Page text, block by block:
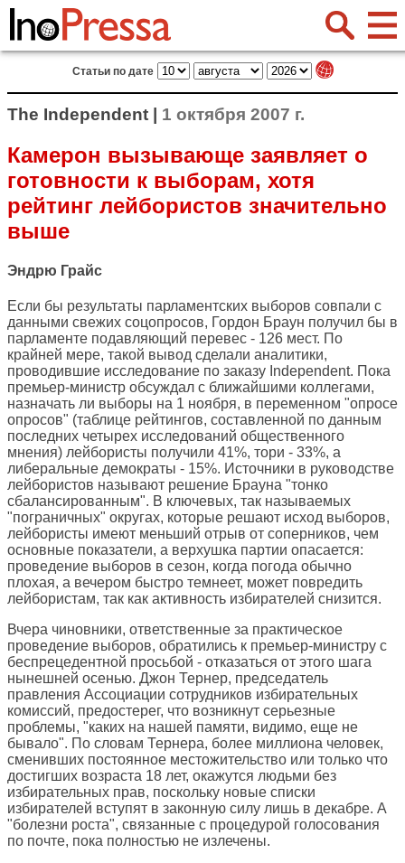
Статьи по дате
The Independent | 1 октября 2007 г.
Камерон вызывающе заявляет о
готовности к выборам, хотя
рейтинг лейбористов значительно
выше
Эндрю Грайс
Если бы результаты парламентских выборов совпали с
данными свежих соцопросов, Гордон Браун получил бы в
парламенте подавляющий перевес - 126 мест. По
крайней мере, такой вывод сделали аналитики,
проводившие исследование по заказу Independent. Пока
премьер-министр обсуждал с ближайшими коллегами,
назначать ли выборы на 1 ноября, в переменном "опросе
опросов" (таблице рейтингов, составленной по данным
последних четырех исследований общественного
мнения) лейбористы получили 41%, тори - 33%, а
либеральные демократы - 15%. Источники в руководстве
лейбористов называют решение Брауна "тонко
сбалансированным". В ключевых, так называемых
"пограничных" округах, которые решают исход выборов,
лейбористы имеют меньший отрыв от соперников, чем
основные показатели, а верхушка партии опасается:
проведение выборов в сезон, когда погода обычно
плохая, а вечером быстро темнеет, может повредить
лейбористам, так как активность избирателей снизится.
Вчера чиновники, ответственные за практическое
проведение выборов, обратились к премьер-министру с
беспрецедентной просьбой - отказаться от этого шага
нынешней осенью. Джон Тернер, председатель
правления Ассоциации сотрудников избирательных
комиссий, предостерег, что возникнут серьезные
проблемы, "каких на нашей памяти, видимо, еще не
бывало". По словам Тернера, более миллиона человек,
сменивших постоянное местожительство или только что
достигших возраста 18 лет, окажутся людьми без
избирательных прав, поскольку новые списки
избирателей вступят в законную силу лишь в декабре. А
"болезни роста", связанные с процедурой голосования
по почте, пока полностью не излечены.